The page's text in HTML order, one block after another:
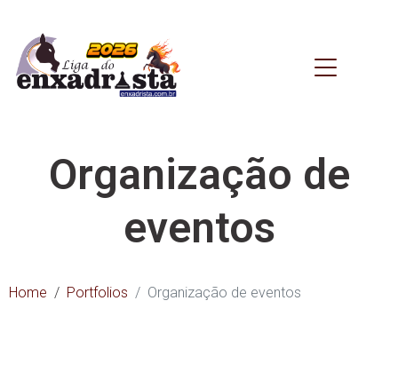
Organização de
eventos
Home Portfolios Organização de eventos